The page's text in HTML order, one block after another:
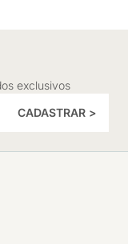
exclusivos
CADASTRAR >